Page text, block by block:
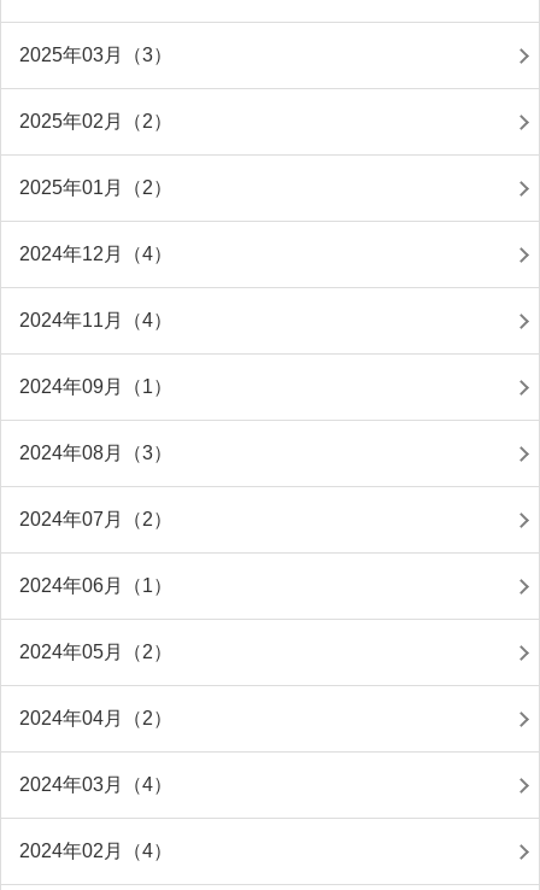
2025年03月（3）
2025年02月（2）
2025年01月（2）
2024年12月（4）
2024年11月（4）
2024年09月（1）
2024年08月（3）
2024年07月（2）
2024年06月（1）
2024年05月（2）
2024年04月（2）
2024年03月（4）
2024年02月（4）